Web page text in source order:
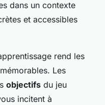
dans un contexte
et accessibles
rend les
Les
objectifs du jeu
incitent à